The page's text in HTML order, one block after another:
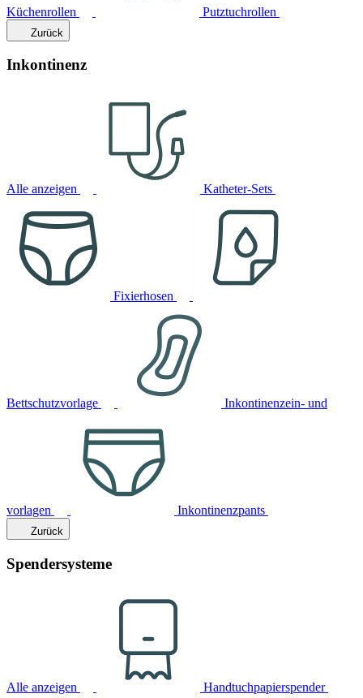
Küchenrollen Putztuchrollen
Zurück
Inkontinenz
Alle anzeigen Katheter-Sets
Fixierhosen
Bettschutzvorlage Inkontinenzein- und
vorlagen Inkontinenzpants
Zurück
Spendersysteme
Alle anzeigen Handtuchpapierspender